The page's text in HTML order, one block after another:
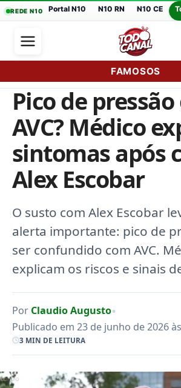
REDE N10 Portal N10 N10 RN N10 CE
FAMOSOS
Pico de pressão
AVC? Médico
sintomas após
Alex Escobar
O susto com Alex Escobar
alerta importante: pico de
ser confundido com AVC.
explicam os riscos e sinais
Por Claudio Augusto•
Publicado em 23 de junho de 2026
3 MIN DE LEITURA